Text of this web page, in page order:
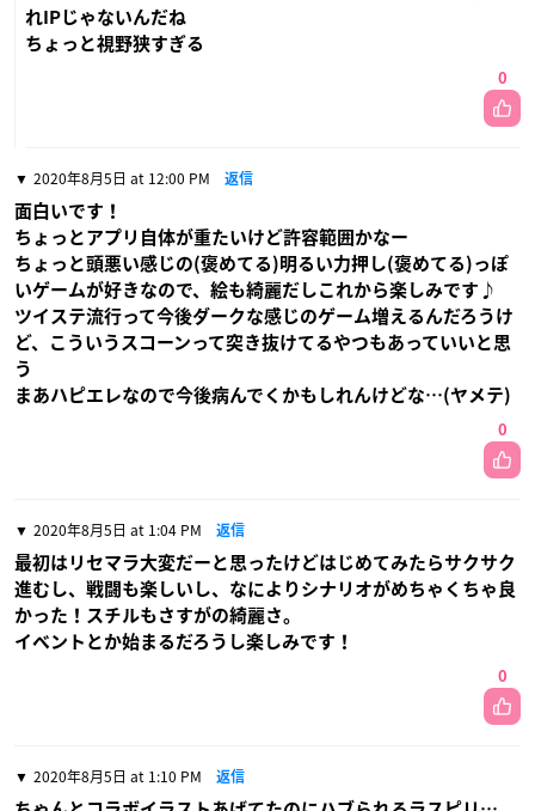
れIPじゃないんだね
ちょっと視野狭すぎる
0
2020年8月5日 at 12:00 PM 返信
面白いです！
ちょっとアプリ自体が重たいけど許容範囲かなー
ちょっと頭悪い感じの(褒めてる)明るい力押し(褒めてる)っぽ
いゲームが好きなので、絵も綺麗だしこれから楽しみです♪
ツイステ流行って今後ダークな感じのゲーム増えるんだろうけ
ど、こういうスコーンって突き抜けてるやつもあっていいと思
う
まあハピエレなので今後病んでくかもしれんけどな…(ヤメテ)
0
2020年8月5日 at 1:04 PM 返信
最初はリセマラ大変だーと思ったけどはじめてみたらサクサク
進むし、戦闘も楽しいし、なによりシナリオがめちゃくちゃ良
かった！スチルもさすがの綺麗さ。
イベントとか始まるだろうし楽しみです！
0
2020年8月5日 at 1:10 PM 返信